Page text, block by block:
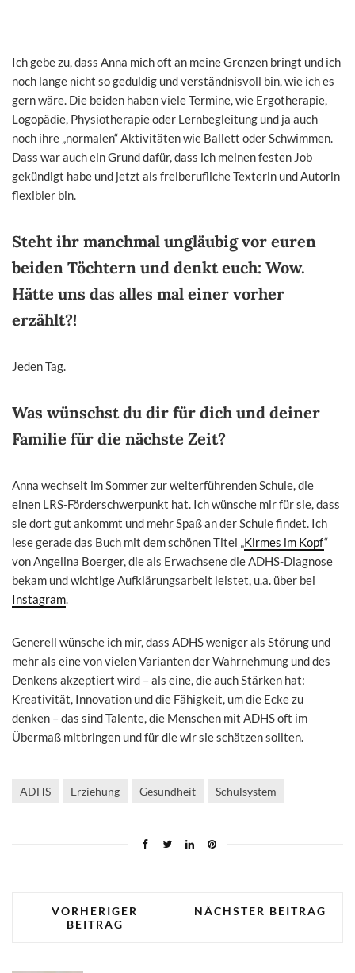
Ich gebe zu, dass Anna mich oft an meine Grenzen bringt und ich
noch lange nicht so geduldig und verständnisvoll bin, wie ich es
gern wäre. Die beiden haben viele Termine, wie Ergotherapie,
Logopädie, Physiotherapie oder Lernbegleitung und ja auch
noch ihre „normalen“ Aktivitäten wie Ballett oder Schwimmen.
Dass war auch ein Grund dafür, dass ich meinen festen Job
gekündigt habe und jetzt als freiberufliche Texterin und Autorin
flexibler bin.
Steht ihr manchmal ungläubig vor euren
beiden Töchtern und denkt euch: Wow.
Hätte uns das alles mal einer vorher
erzählt?!
Jeden Tag.
Was wünschst du dir für dich und deiner
Familie für die nächste Zeit?
Anna wechselt im Sommer zur weiterführenden Schule, die
einen LRS-Förderschwerpunkt hat. Ich wünsche mir für sie, dass
sie dort gut ankommt und mehr Spaß an der Schule findet. Ich
lese gerade das Buch mit dem schönen Titel „Kirmes im Kopf“
von Angelina Boerger, die als Erwachsene die ADHS-Diagnose
bekam und wichtige Aufklärungsarbeit leistet, u.a. über bei
Instagram.
Generell wünsche ich mir, dass ADHS weniger als Störung und
mehr als eine von vielen Varianten der Wahrnehmung und des
Denkens akzeptiert wird – als eine, die auch Stärken hat:
Kreativität, Innovation und die Fähigkeit, um die Ecke zu
denken – das sind Talente, die Menschen mit ADHS oft im
Übermaß mitbringen und für die wir sie schätzen sollten.
ADHS Erziehung Gesundheit Schulsystem
VORHERIGER
BEITRAG
NÄCHSTER BEITRAG